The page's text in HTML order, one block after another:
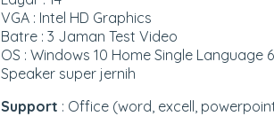
VGA : Intel HD Graphics
Batre : 3 Jaman Test Video
OS : Windows 10 Home Single Language
Speaker super jernih
Support : Office (word, excell,